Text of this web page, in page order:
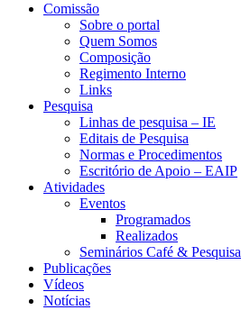
Comissão
Sobre o portal
Quem Somos
Composição
Regimento Interno
Links
Pesquisa
Linhas de pesquisa – IE
Editais de Pesquisa
Normas e Procedimentos
Escritório de Apoio – EAIP
Atividades
Eventos
Programados
Realizados
Seminários Café & Pesquisa
Publicações
Vídeos
Notícias